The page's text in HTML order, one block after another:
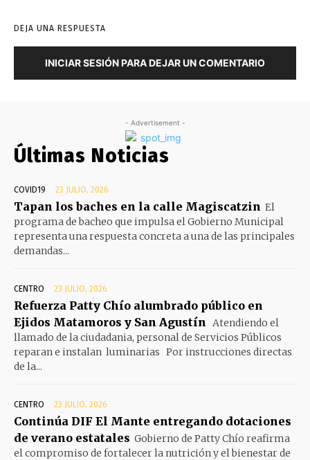
DEJA UNA RESPUESTA
INICIAR SESIÓN PARA DEJAR UN COMENTARIO
- Advertisement -
Últimas Noticias
COVID19 23 JULIO, 2026
Tapan los baches en la calle Magiscatzin El
programa de bacheo que impulsa el Gobierno Municipal
representa una respuesta concreta a una de las principales
demandas...
CENTRO 23 JULIO, 2026
Refuerza Patty Chío alumbrado público en
Ejidos Matamoros y San Agustín Atendiendo el
llamado de la ciudadania, personal de Servicios Públicos
reparan e instalan luminarias Por instrucciones directas
de la...
CENTRO 23 JULIO, 2026
Continúa DIF El Mante entregando dotaciones
de verano estatales Gobierno de Patty Chío reafirma
el compromiso de fortalecer la nutrición y el bienestar de